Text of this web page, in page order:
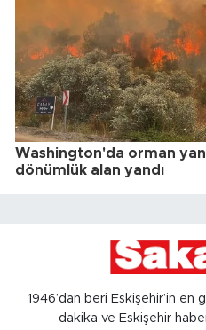
Washington'da orman
dönümlük alan yandı
1946’dan beri Eskişehir’in
dakika ve Eskişehir